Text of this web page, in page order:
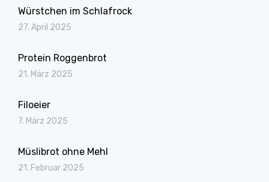
Würstchen im Schlafrock
27. April 2025
Protein Roggenbrot
21. März 2025
Filoeier
7. März 2025
Müslibrot ohne Mehl
21. Februar 2025